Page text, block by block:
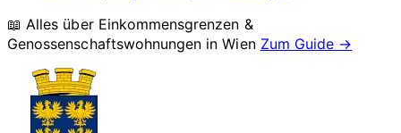
📖 Alles über Einkommensgrenzen &
Genossenschaftswohnungen inWien Zum Guide →